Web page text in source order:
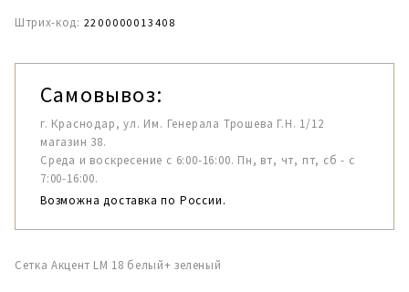
Штрих-код: 2200000013408
Самовывоз:
г. Краснодар, ул. Им. Генерала Трошева Г.Н. 1/12
магазин 38.
Среда и воскресение с 6:00-16:00. Пн, вт, чт, пт, сб - с
7:00-16:00.
Возможна доставка по России.
Сетка Акцент LM 18 белый+ зеленый